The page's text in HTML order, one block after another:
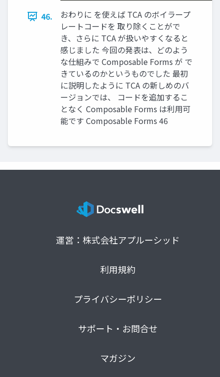
46.
おわりに を使えば TCA のボイラープ
レートコードを 取り除くことがで
き、さらに TCA が扱いやすくなると
感じました 今回の発表は、どのよう
な仕組みで Composable Forms が で
きているのかというものでした 最初
に説明したように TCA の新しめのバ
ージョンでは、 コードを追加するこ
となく Composable Forms は利⽤可
能です Composable Forms 46
運営：株式会社アプルーシッド
利用規約
プライバシーポリシー
サポート・お問合せ
マガジン